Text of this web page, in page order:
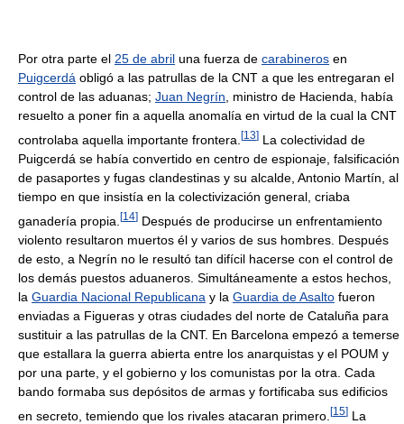
Por otra parte el 25 de abril una fuerza de carabineros en
Puigcerdá obligó a las patrullas de la CNT a que les entregaran el
control de las aduanas; Juan Negrín, ministro de Hacienda, había
resuelto a poner fin a aquella anomalía en virtud de la cual la CNT
controlaba aquella importante frontera. [13] La colectividad de
Puigcerdá se había convertido en centro de espionaje, falsificación
de pasaportes y fugas clandestinas y su alcalde, Antonio Martín, al
tiempo en que insistía en la colectivización general, criaba
ganadería propia. [14] Después de producirse un enfrentamiento
violento resultaron muertos él y varios de sus hombres. Después
de esto, a Negrín no le resultó tan difícil hacerse con el control de
los demás puestos aduaneros. Simultáneamente a estos hechos,
la Guardia Nacional Republicana y la Guardia de Asalto fueron
enviadas a Figueras y otras ciudades del norte de Cataluña para
sustituir a las patrullas de la CNT. En Barcelona empezó a temerse
que estallara la guerra abierta entre los anarquistas y el POUM y
por una parte, y el gobierno y los comunistas por la otra. Cada
bando formaba sus depósitos de armas y fortificaba sus edificios
en secreto, temiendo que los rivales atacaran primero. [15] La